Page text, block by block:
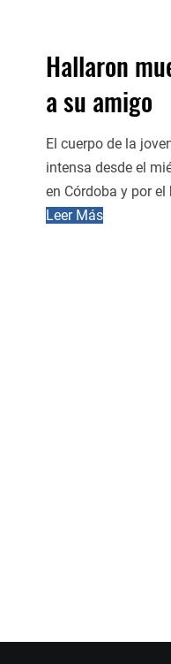
Hallaron
a su amigo
El cuerpo de la
intensa desde el
en Córdoba y por
Leer Más